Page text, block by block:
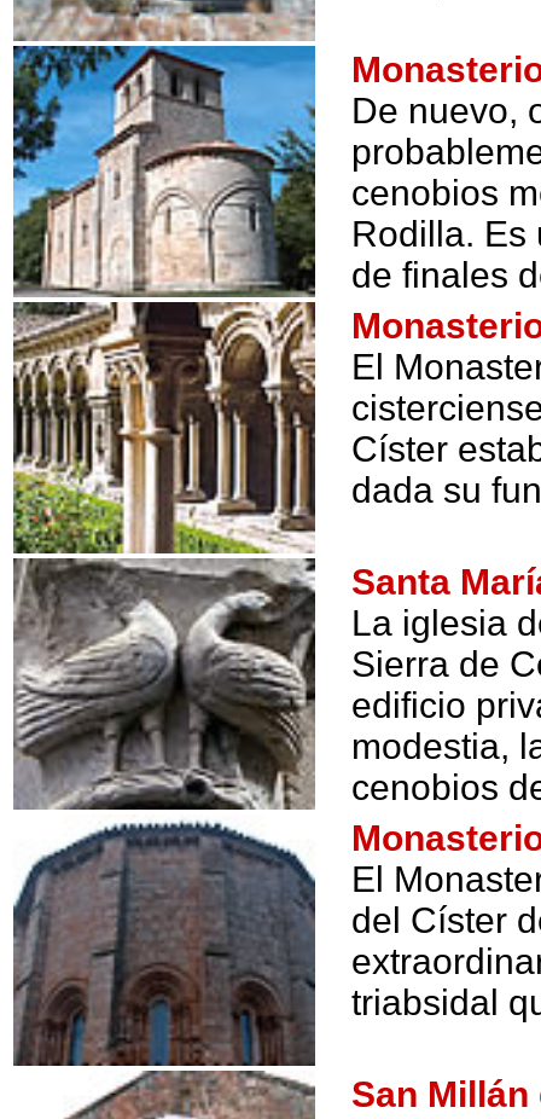
De nuevo,
cenobios
Rodilla. Es
de finales
El
Císter
dada su
Santa
La iglesia
Sierra de
edificio
modestia,
cenobios
El
del Císter
triabsidal
San